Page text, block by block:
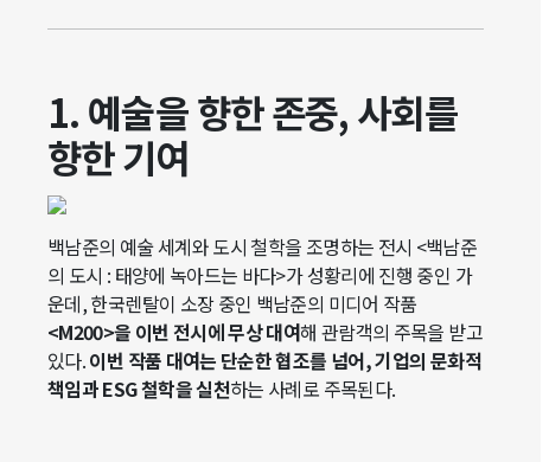
1. 예술을 향한 존중, 사회를
향한 기여
백남준의 예술 세계와 도시 철학을 조명하는 전시 <백남준
의 도시 : 태양에 녹아드는 바다>가 성황리에 진행 중인 가
운데, 한국렌탈이 소장 중인 백남준의 미디어 작품
<M200>을 이번 전시에 무상 대여해 관람객의 주목을 받고
있다.이번 작품 대여는 단순한 협조를 넘어, 기업의 문화적
책임과 ESG 철학을 실천하는 사례로 주목된다.